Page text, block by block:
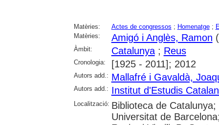
Matèries: Actes de congressos ; Homenatge;
Matèries:
Amigó i Anglès, Ramon
Àmbit: Catalunya; Reus
Cronologia: [1925 - 2011]; 2012
Autors add.: Mallafré i Gavaldà,
Autors add.: Institut d'Estudis
Localització: Biblioteca de
Universitat de